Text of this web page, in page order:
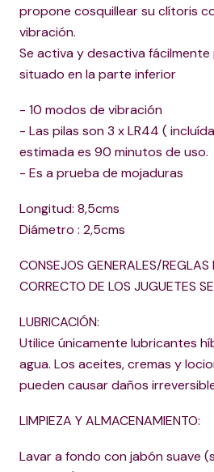
propone cosquillear su clítoris
vibración.
Se activa y desactiva
situado en la parte inferior
- 10 modos de vibración
- Las pilas son 3 x LR44 (
estimada es 90 minutos de uso.
- Es a prueba de mojaduras
Longitud: 8,5cms
Diámetro : 2,5cms
CONSEJOS GENERALES/REGLAS
CORRECTO DE LOS JUGUETES
LUBRICACIÓN:
Utilice únicamente lubricantes
agua. Los aceites, cremas y
pueden causar daños
LIMPIEZA Y ALMACENAMIENTO:
Lavar a fondo con jabón suave